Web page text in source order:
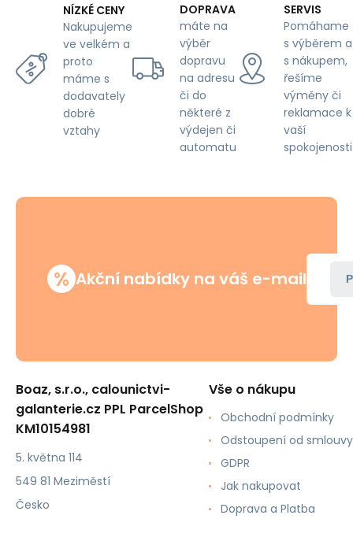
na
bílém
NÍZKÉ CENY
Nakupujeme
ve velkém a
proto
máme s
dodavately
dobré
vztahy
DOPRAVA
máte na
výběr
dopravu
na adresu
či do
některé z
výdejen či
automatu
SERVIS
Pomáhame
s výběrem a
s nákupem,
řešíme
výměny či
reklamace k
vaší
spokojenosti
% Akční nabídky na váš e-mail
Boaz, s.r.o., calounictvi-
galanterie.cz PPL ParcelShop
KM10154981
5. května 114
549 81 Meziměstí
Česko
Vše o nákupu
Obchodní podmínky
Odstoupení od smlouvy
GDPR
Jak nakupovat
Doprava a Platba